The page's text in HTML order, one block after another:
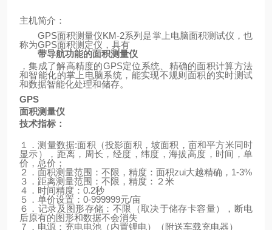
主机简介：
GPS面积测量仪KM-2系列是掌上电脑面积测试仪，也
称为GPS面积测定仪，具有
带导航功能的面积测量仪
，集成了解高精度的GPS定位系统、精确的面积计算方法
和智能化的掌上电脑系统，能实现不规则面积的实时测试
和数据智能化处理和储存。
GPS
面积测量仪
技术指标：
１．测量数据:面积（投影面积，坡面积，亩和平方米同时
显示），距离，周长，经度，纬度，海拔高度，时间，单
价，总价；
２．面积测量范围：不限，精度：面积zui大越精确， 1-3%
３．距离测量范围：不限，精度：２米
４．时间精度： 0.2秒
５．单价设置： 0-999999元/亩
６．记录及图形存储：不限（取决于储存卡容量），断电
后原有的图形和数据不会消失
７．电源：充电电池（内置锂电）
（附送车载充电器）